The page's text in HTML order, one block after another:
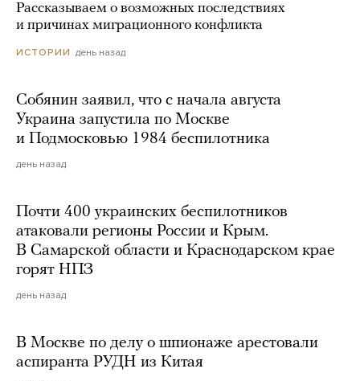
Рассказываем о возможных последствиях
и причинах миграционного конфликта
ИСТОРИИ день назад
Собянин заявил, что с начала августа
Украина запустила по Москве
и Подмосковью 1984 беспилотника
день назад
Почти 400 украинских беспилотников
атаковали регионы России и Крым.
В Самарской области и Краснодарском крае
горят НПЗ
день назад
В Москве по делу о шпионаже арестовали
аспиранта РУДН из Китая